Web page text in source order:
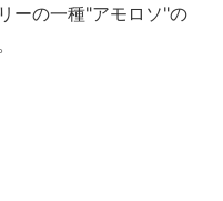
ーの一種"アモロソ"の